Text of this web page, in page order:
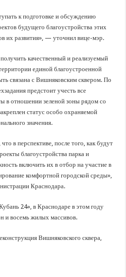
к подготовке и обсуждению
будущего благоустройства этих
их развития», — уточнил вице-мэр.
качественный и реализуемый
единой благоустроенной
связана с Вишняковским сквером. По
предстоит учесть все
в отношении зеленой зоны рядом со
статус особо охраняемой
значения.
в перспективе, после того, как будут
благоустройства парка и
включить их в отбор на участие в
комфортной городской среды»,
Краснодара.
24», в Краснодаре в этом году
и восемь жилых массивов.
Вишняковского сквера,